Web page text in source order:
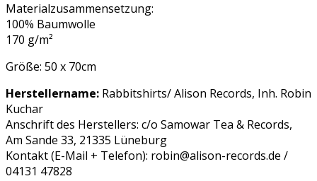
Materialzusammensetzung:
100% Baumwolle
170 g/m²
Größe: 50 x 70cm
Herstellername: Rabbitshirts/ Alison Records, Inh. Robin
Kuchar
Anschrift des Herstellers: c/o Samowar Tea & Records,
Am Sande 33, 21335 Lüneburg
Kontakt (E-Mail + Telefon): robin@alison-records.de /
04131 47828